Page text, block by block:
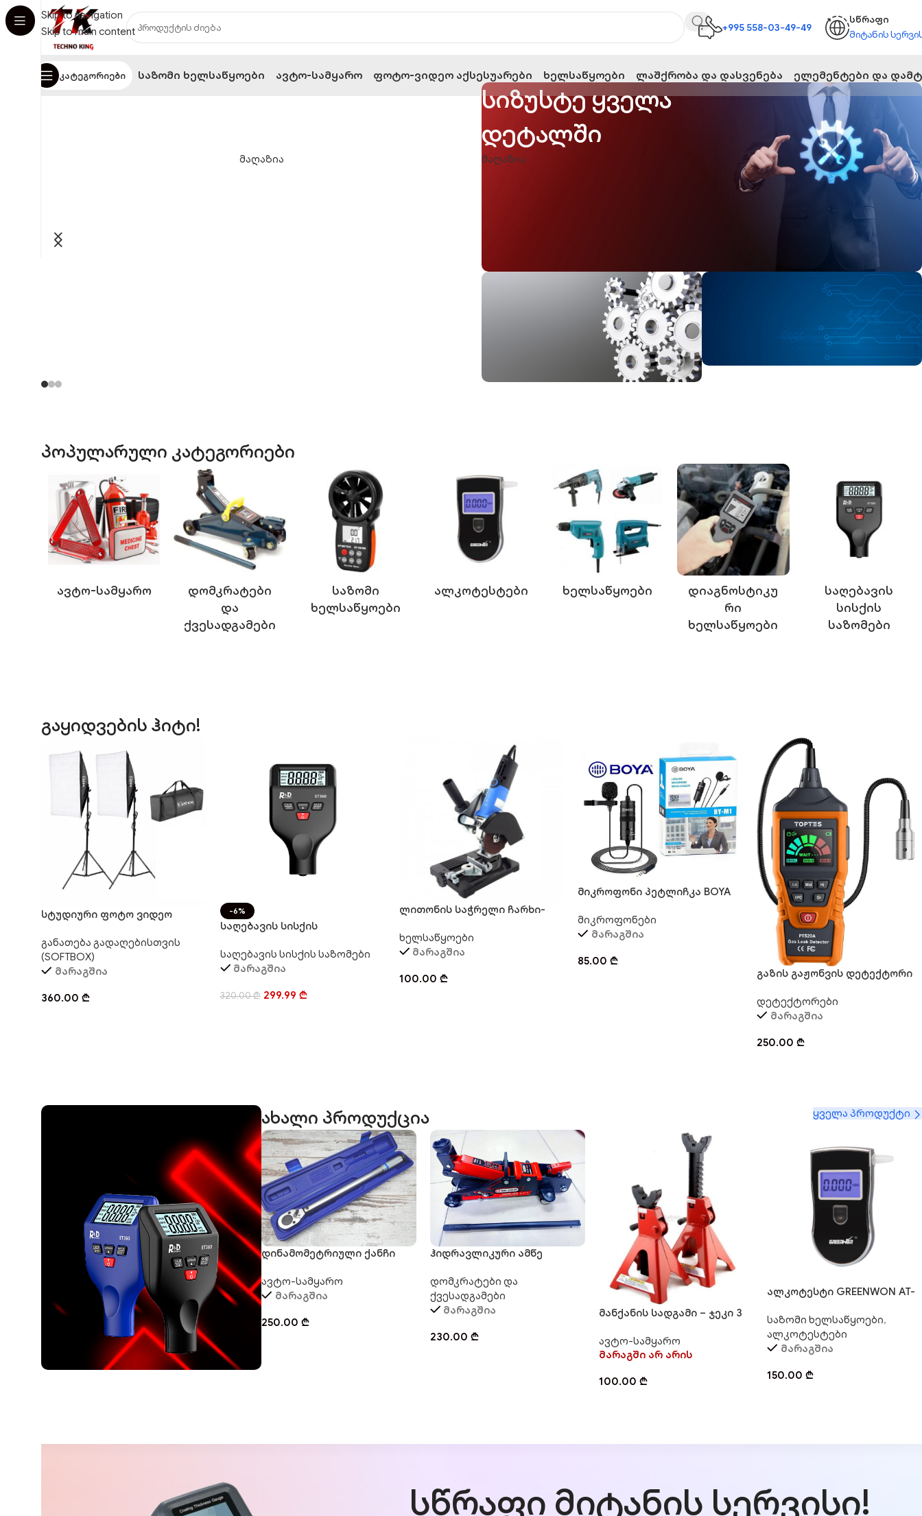
Skip to navigation
Skip to main content
+995 558-03-49-49
სწრაფი
მიტანის
Კატეგორიები Საზომი Ხელსაწყოები Ავტო-Სამყარო Ფოტო-Ვიდეო Აქსესუარები Ხელსაწყოები Ლაშქრობა Და Დასვენება Ელემენტები Და
მაღაზია
სიზუსტე ყველა
დეტალში
მაღაზია
შენი საიმედო
ტექნიკური პარტნიორი
პოპულარული კატეგორიები
Ავტო-Სამყარო
Დომკრატები
Და
Ქვესადგამები
Საზომი
Ხელსაწყოები
Ალკოტესტები Ხელსაწყოები
Დიაგნოსტიკუ
Რი
Ხელსაწყოები
Საღებავის
Სისქის
Საზომები
გაყიდვების ჰიტი!
სტუდიური ფოტო ვიდეო
განათება გადაღებისთვის
(SOFTBOX)
მარაგშია
360.00 ₾
-6%
საღებავის სისქის
360
საღებავის სისქის საზომები
მარაგშია
320.00₾ 299.99 ₾
ლითონის საჭრელი ჩარხი-
ხელსაწყოები
მარაგშია
100.00 ₾
მიკროფონი პეტლიჩკა BOYA
მიკროფონები
მარაგშია
85.00₾
გაზის გაჟონვის დეტექტორი
დეტექტორები
მარაგშია
250.00₾
აღმოაჩინე მეტი
ახალი პროდუქცია ყველა პროდუქტი
დინამომეტრიული ქანჩი
ავტო-სამყარო
მარაგშია
250.00 ₾
ჰიდრავლიკური ამწე
დომკრატები და
ქვესადგამები
მარაგშია
230.00 ₾
მანქანის სადგამი – ჯეკი 3
ავტო-სამყარო
მარაგში არ არის
100.00 ₾
ალკოტესტი GREENWON AT-
საზომი ხელსაწყოები,
ალკოტესტები
მარაგშია
150.00₾
სწრაფი მიტანის სერვისი!